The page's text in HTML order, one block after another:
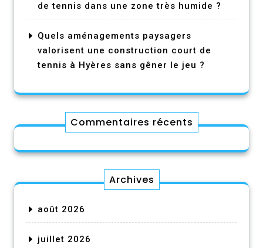
de tennis dans une zone très humide ?
Quels aménagements paysagers
valorisent une construction court de
tennis à Hyères sans gêner le jeu ?
Commentaires récents
Archives
août 2026
juillet 2026